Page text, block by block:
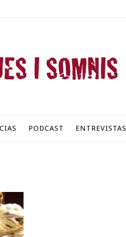
PODCAST ENTREVISTAS